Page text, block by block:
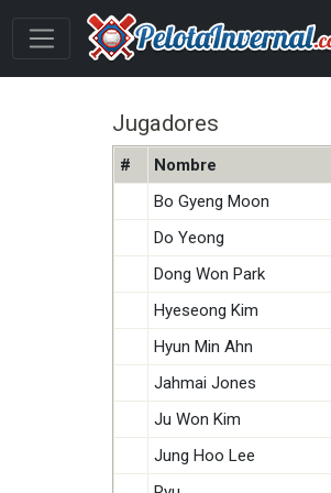
Jugadores
# Nombre
Bo Gyeng Moon
Do Yeong
Dong Won Park
Hyeseong Kim
Hyun Min Ahn
Jahmai Jones
Ju Won Kim
Jung Hoo Lee